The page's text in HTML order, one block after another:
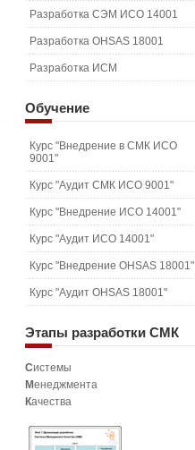
Разработка СЭМ ИСО 14001
Разработка OHSAS 18001
Разработка ИСМ
Обучение
Курс "Внедрение в СМК ИСО
9001"
Курс "Аудит СМК ИСО 9001"
Курс "Внедрение ИСО 14001"
Курс "Аудит ИСО 14001"
Курс "Внедрение OHSAS 18001"
Курс "Аудит OHSAS 18001"
Этапы разработки СМК
Системы
Менеджмента
Качества